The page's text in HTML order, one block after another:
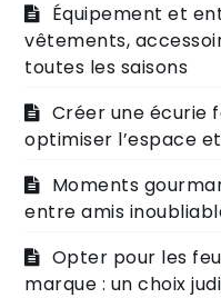
Équipement et
vêtements,
toutes les saisons
Créer une écurie
optimiser l’espace
Moments
entre amis
Opter pour les
marque : un choix